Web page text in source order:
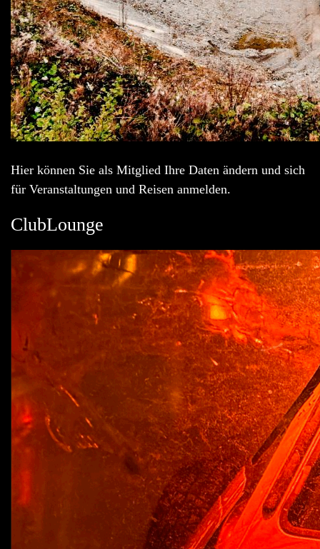
Hier können Sie als Mitglied Ihre Daten ändern und sich
für Veranstaltungen und Reisen anmelden.
ClubLounge